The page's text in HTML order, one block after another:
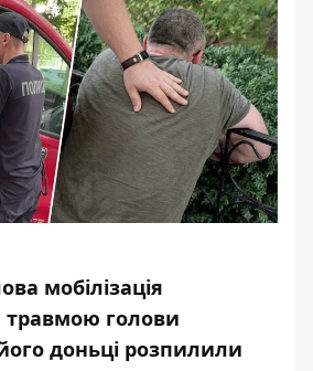
мобілізація
травмою голови
доньці розпилили